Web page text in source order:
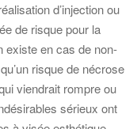
d’injection ou
de risque pour la
existe en cas de non-
risque de nécrose
viendrait rompre ou
sérieux ont